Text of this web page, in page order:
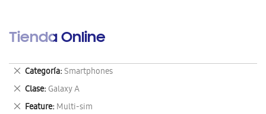
Tienda Online
Categoría Smartphones
Eliminar
este
artículo
Clase Galaxy A
Eliminar
este
Feature Multi-sim
Eliminar